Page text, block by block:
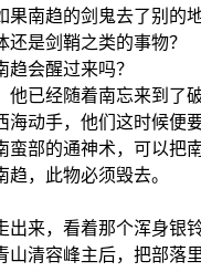
果南趋的剑鬼去了别的
还是剑鞘之类的事物？
会醒过来吗？
他已经随着南忘来到了破
海动手，他们这时候便
蛮部的通神术，可以把
趋，此物必须毁去。
出来，看着那个浑身银
山清容峰主后，把部落